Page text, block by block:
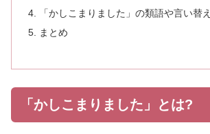
「かしこまりました」の類語や言い替え
まとめ
「かしこまりました」とは?